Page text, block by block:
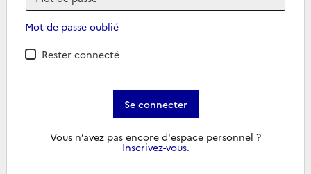
Mot de passe oublié
Rester connecté
Se connecter
Vous n’avez pas encore d'espace personnel ?
Inscrivez-vous.